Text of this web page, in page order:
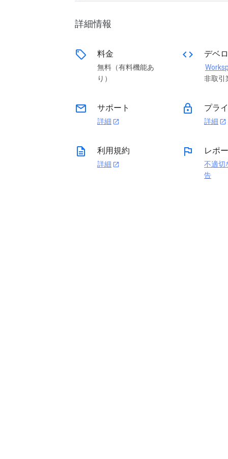
詳細情報
sell 料金
無料（有料機能あ
り）
code デベ
非取引
email サポート
詳細 open_in_new
lock プラ
詳細 open_in_new
description 利用規約
詳細 open_in_new
flag レポ
不適切
告